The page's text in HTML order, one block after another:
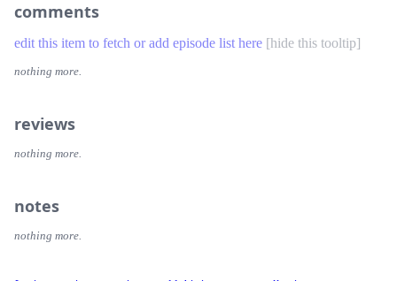
comments
edit this item to fetch or add episode list here [hide this tooltip]
nothing more.
reviews
nothing more.
notes
nothing more.